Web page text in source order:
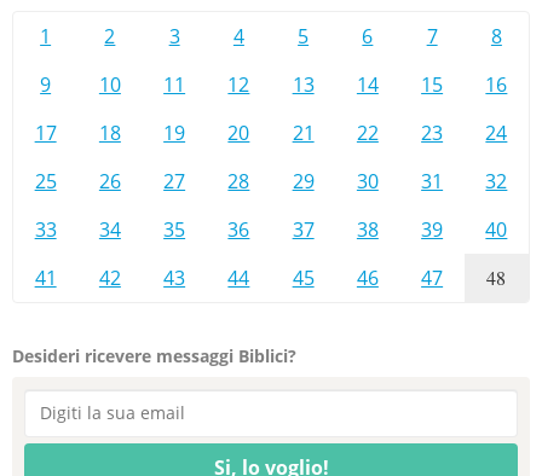
1 2 3 4 5 6 7
8
9
10 11 12 13 14 15
16
17
18 19 20 21 22 23
24
25
26 27 28 29 30 31
32
33
34 35 36 37 38 39
40
41
42 43 44 45 46 47 48
Desideri ricevere messaggi Biblici?